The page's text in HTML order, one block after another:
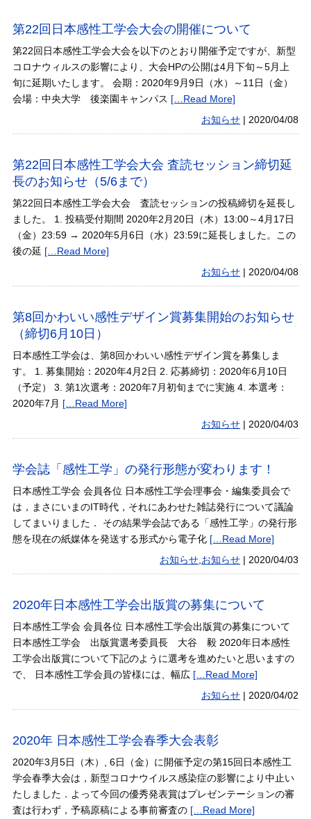
第22回日本感性工学会大会の開催について
第22回日本感性工学会大会を以下のとおり開催予定ですが、新型
コロナウィルスの影響により、大会HPの公開は4月下旬～5月上
旬に延期いたします。 会期：2020年9月9日（水）～11日（金）
会場：中央大学 後楽園キャンパス […Read More]
お知らせ |2020/04/08
第22回日本感性工学会大会 査読セッション締切延
長のお知らせ（5/6まで）
第22回日本感性工学会大会 査読セッションの投稿締切を延長し
ました。 1. 投稿受付期間 2020年2月20日（木）13:00～4月17日
（金）23:59 → 2020年5月6日（水）23:59に延長しました。この
後の延 […Read More]
お知らせ |2020/04/08
第8回かわいい感性デザイン賞募集開始のお知らせ
（締切6月10日）
日本感性工学会は、第8回かわいい感性デザイン賞を募集しま
す。 1. 募集開始：2020年4月2日 2. 応募締切：2020年6月10日
（予定） 3. 第1次選考：2020年7月初旬までに実施 4. 本選考：
2020年7月 […Read More]
お知らせ |2020/04/03
学会誌「感性工学」の発行形態が変わります！
日本感性工学会 会員各位 日本感性工学会理事会・編集委員会で
は，まさにいまのIT時代，それにあわせた雑誌発行について議論
してまいりました． その結果学会誌である「感性工学」の発行形
態を現在の紙媒体を発送する形式から電子化 […Read More]
お知らせ,お知らせ |2020/04/03
2020年日本感性工学会出版賞の募集について
日本感性工学会 会員各位 日本感性工学会出版賞の募集について
日本感性工学会 出版賞選考委員長 大谷 毅 2020年日本感性
工学会出版賞について下記のように選考を進めたいと思いますの
で、 日本感性工学会員の皆様には、幅広 […Read More]
お知らせ |2020/04/02
2020年 日本感性工学会春季大会表彰
2020年3月5日（木）, 6日（金）に開催予定の第15回日本感性工
学会春季大会は，新型コロナウイルス感染症の影響により中止い
たしました．よって今回の優秀発表賞はプレゼンテーションの審
査は行わず，予稿原稿による事前審査の […Read More]